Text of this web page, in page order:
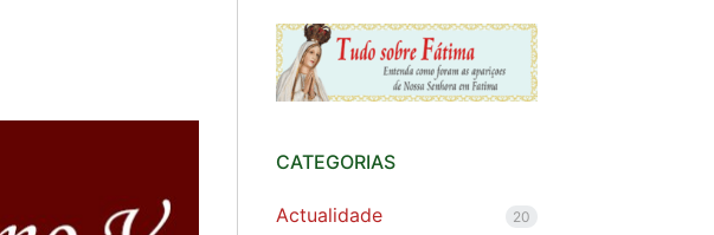
CATEGORIAS
Actualidade 20